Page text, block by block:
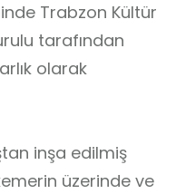
Trabzon Kültür
tarafından
olarak
inşa edilmiş
üzerinde ve